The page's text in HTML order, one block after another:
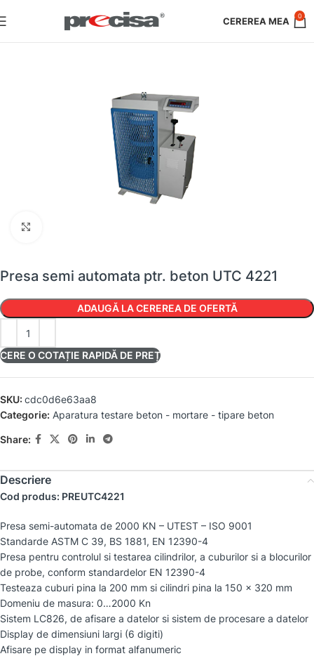
0
Presa semi automata ptr. beton UTC 4221
ADAUGĂ LA CEREREA DE OFERTĂ
CERE O COTAȚIE RAPIDĂ DE PREȚ
SKU: cdc0d6e63aa8
Categorie: Aparatura testare beton - mortare - tipare beton
Share:
Descriere
Cod produs: PREUTC4221
Presa semi-automata de 2000 KN – UTEST – ISO 9001
Standarde ASTM C 39, BS 1881, EN 12390-4
Presa pentru controlul si testarea cilindrilor, a cuburilor si a blocurilor
de probe, conform standardelor EN 12390-4
Testeaza cuburi pina la 200 mm si cilindri pina la 150 x 320 mm
Domeniu de masura: 0…2000 Kn
Sistem LC826, de afisare a datelor si sistem de procesare a datelor
Display de dimensiuni largi (6 digiti)
Afisare pe display in format alfanumeric